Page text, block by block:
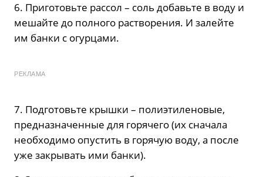
6. Приготовьте рассол – соль добавьте в воду и
мешайте до полного растворения. И залейте
им банки с огурцами.
РЕКЛАМА
7. Подготовьте крышки – полиэтиленовые,
предназначенные для горячего (их сначала
необходимо опустить в горячую воду, а после
уже закрывать ими банки).